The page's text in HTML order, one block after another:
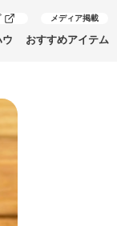
メディア掲載
おすすめアイテム